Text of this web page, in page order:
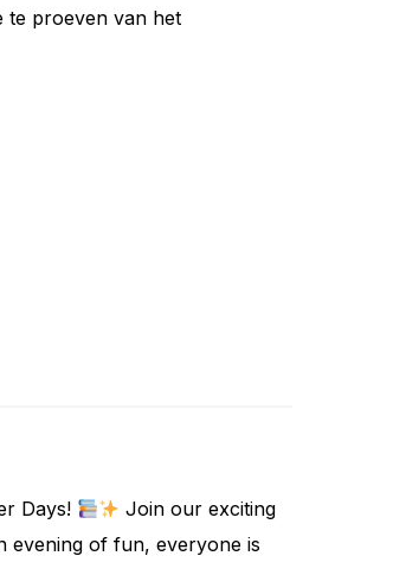
te proeven van het
Days!
Join our exciting
evening of fun, everyone is